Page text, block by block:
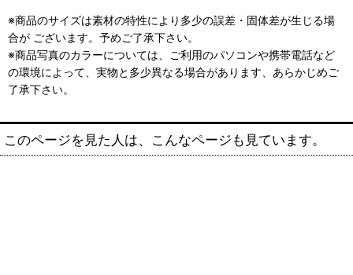
※商品のサイズは素材の特性により多少の誤差・固体差が生じる場
合が ございます。予めご了承下さい。
※商品写真のカラーについては、ご利用のパソコンや携帯電話など
の環境によって、実物と多少異なる場合があります、あらかじめご
了承下さい。
このページを見た人は、こんなページも見ています。